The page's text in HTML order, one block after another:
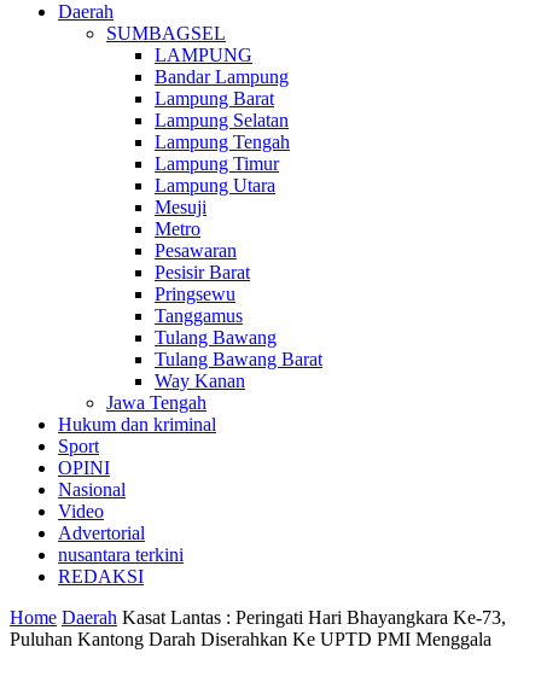
Daerah
SUMBAGSEL
LAMPUNG
Bandar Lampung
Lampung Barat
Lampung Selatan
Lampung Tengah
Lampung Timur
Lampung Utara
Mesuji
Metro
Pesawaran
Pesisir Barat
Pringsewu
Tanggamus
Tulang Bawang
Tulang Bawang Barat
Way Kanan
Jawa Tengah
Hukum dan kriminal
Sport
OPINI
Nasional
Video
Advertorial
nusantara terkini
REDAKSI
Home Daerah Kasat Lantas : Peringati Hari Bhayangkara Ke-73,
Puluhan Kantong Darah Diserahkan Ke UPTD PMI Menggala